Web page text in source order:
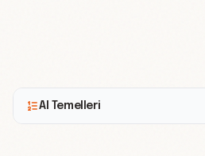
AI Temelleri